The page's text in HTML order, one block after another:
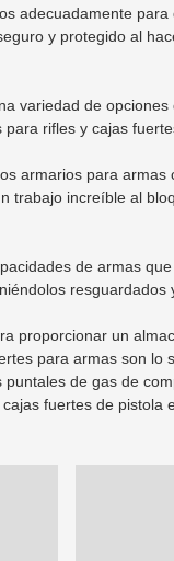
adecuadamente
y protegido al
variedad de
rifles y cajas
armarios para armas
trabajo increíble al
de armas
resguardados
proporcionar un
para armas son lo
de gas de
fuertes de pistola